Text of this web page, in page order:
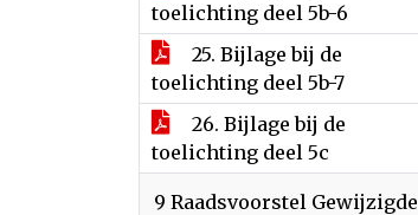
toelichting deel 5b-6
25. Bijlage bij de
toelichting deel 5b-7
26. Bijlage bij de
toelichting deel 5c
9 Raadsvoorstel Gewijzigde